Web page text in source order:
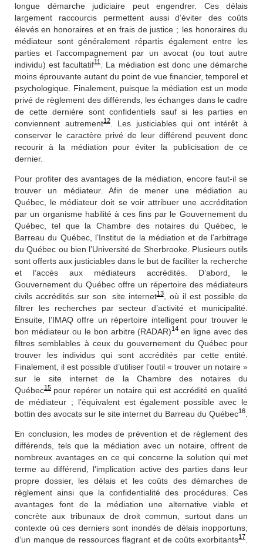
longue démarche judiciaire peut engendrer. Ces délais
largement raccourcis permettent
aussi d’éviter des
coûts
élevés en honoraires et en frais de justice ; les honoraires du
médiateur sont généralement répartis également entre les
parties et l’accompagnement par un avocat (ou tout autre
individu) est facultatif11. La médiation est donc une démarche
moins éprouvante autant du point de vue financier, temporel et
psychologique. Finalement, puisque la médiation est un mode
privé de règlement des différends, les échanges dans le cadre
de cette dernière sont confidentiels sauf si les parties en
conviennent autrement12. Les justiciables qui ont intérêt à
conserver le caractère privé de leur différend peuvent donc
recourir à la médiation pour éviter la publicisation de ce
dernier.
Pour profiter des avantages de la médiation, encore faut-il se
trouver un médiateur. Afin de mener une médiation au
Québec, le médiateur doit se voir attribuer une accréditation
par un organisme habilité à ces fins par le Gouvernement du
Québec, tel que la Chambre des notaires du Québec, le
Barreau du Québec, l’Institut de la médiation et de l’arbitrage
du Québec ou bien l’Université de Sherbrooke. Plusieurs outils
sont offerts aux justiciables dans le but de faciliter la recherche
et l’accès aux médiateurs accrédités. D’abord, le
Gouvernement du Québec offre un répertoire des médiateurs
civils accrédités sur son
site internet13, où il est possible de
filtrer les recherches par secteur d’activité et municipalité.
Ensuite, l’IMAQ offre un répertoire intelligent pour trouver le
bon médiateur ou le bon arbitre (RADAR)14 en ligne avec des
filtres semblables à ceux du gouvernement du Québec pour
trouver les individus qui sont accrédités par cette entité.
Finalement, il est possible d’utiliser l’outil « trouver un notaire »
sur le site internet de la Chambre des notaires du
Québec15 pour repérer un notaire qui est accrédité en qualité
de médiateur ; l’équivalent est également possible avec le
bottin des avocats sur le site internet du Barreau du Québec16.
En conclusion, les modes de prévention et de règlement des
différends, tels que la médiation avec un notaire, offrent de
nombreux avantages en ce qui concerne la solution qui met
terme au différend, l’implication active des parties dans leur
propre dossier, les délais et les coûts des démarches de
règlement ainsi que la confidentialité des procédures. Ces
avantages font de la médiation une alternative viable et
concrète aux tribunaux de droit commun, surtout dans un
contexte où ces derniers sont inondés de délais inopportuns,
d’un manque de ressources flagrant et de coûts exorbitants17